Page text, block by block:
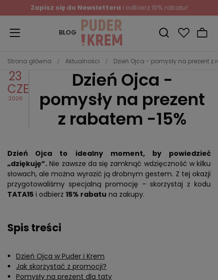
Zapisz się do Newslettera i odbierz 10% rabatu!
BLOG
Strona główna Aktualności Dzień Ojca - pomysły na prezent z
23
CZE
2026
Dzień Ojca -
pomysły na prezent
z rabatem -15%
Dzień Ojca to idealny moment, by powiedzieć
„dziękuję”. Nie zawsze da się zamknąć wdzięczność w kilku
słowach, ale można wyrazić ją drobnym gestem. Z tej okazji
przygotowaliśmy specjalną promocję – skorzystaj z kodu
TATA15 i odbierz 15% rabatu na zakupy.
Spis treści
Dzień Ojca w Puder i Krem
Jak skorzystać z promocji?
Pomysły na prezent dla taty